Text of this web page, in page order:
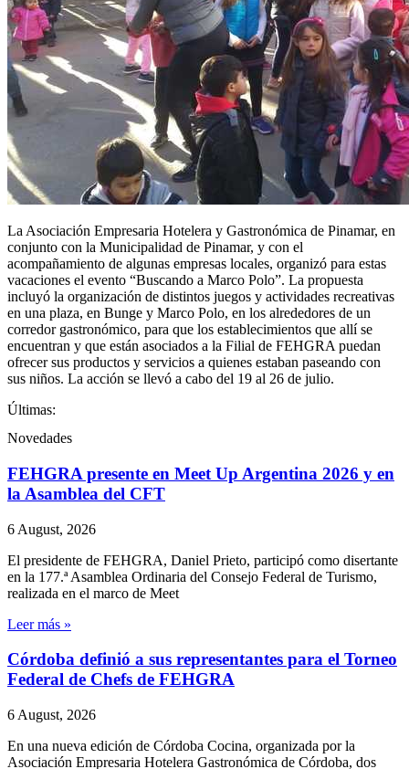
La Asociación Empresaria Hotelera y Gastronómica de Pinamar, en
conjunto con la Municipalidad de Pinamar, y con el
acompañamiento de algunas empresas locales, organizó para estas
vacaciones el evento “Buscando a Marco Polo”. La propuesta
incluyó la organización de distintos juegos y actividades recreativas
en una plaza, en Bunge y Marco Polo, en los alrededores de un
corredor gastronómico, para que los establecimientos que allí se
encuentran y que están asociados a la Filial de FEHGRA puedan
ofrecer sus productos y servicios a quienes estaban paseando con
sus niños. La acción se llevó a cabo del 19 al 26 de julio.
Últimas:
Novedades
FEHGRA presente en Meet Up Argentina 2026 y en
la Asamblea del CFT
6 August, 2026
El presidente de FEHGRA, Daniel Prieto, participó como disertante
en la 177.ª Asamblea Ordinaria del Consejo Federal de Turismo,
realizada en el marco de Meet
Leer más »
Córdoba definió a sus representantes para el Torneo
Federal de Chefs de FEHGRA
6 August, 2026
En una nueva edición de Córdoba Cocina, organizada por la
Asociación Empresaria Hotelera Gastronómica de Córdoba, dos